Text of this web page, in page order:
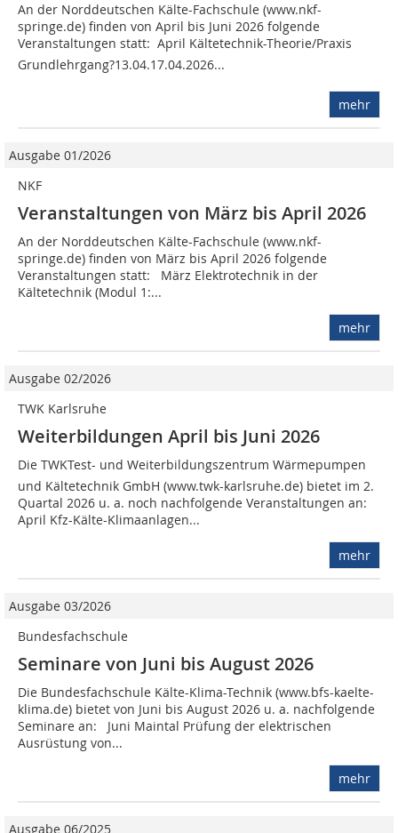
An der Norddeutschen Kälte-Fachschule (www.nkf-
springe.de) finden von April bis Juni 2026 folgende
Veranstaltungen statt: April Kältetechnik-Theorie/Praxis 
Grundlehrgang?13.04.17.04.2026...
mehr
Ausgabe 01/2026
NKF
Veranstaltungen von März bis April 2026
An der Norddeutschen Kälte-Fachschule (www.nkf-
springe.de) finden von März bis April 2026 folgende
Veranstaltungen statt: März Elektrotechnik in der
Kältetechnik (Modul 1:...
mehr
Ausgabe 02/2026
TWK Karlsruhe
Weiterbildungen April bis Juni 2026
Die TWKTest- und Weiterbildungszentrum Wärmepumpen
und Kältetechnik GmbH (www.twk-karlsruhe.de) bietet im 2.
Quartal 2026 u. a. noch nachfolgende Veranstaltungen an:
April Kfz-Kälte-Klimaanlagen...
mehr
Ausgabe 03/2026
Bundesfachschule
Seminare von Juni bis August 2026
Die Bundesfachschule Kälte-Klima-Technik (www.bfs-kaelte-
klima.de) bietet von Juni bis August 2026 u. a. nachfolgende
Seminare an: Juni Maintal Prüfung der elektrischen
Ausrüstung von...
mehr
Ausgabe 06/2025